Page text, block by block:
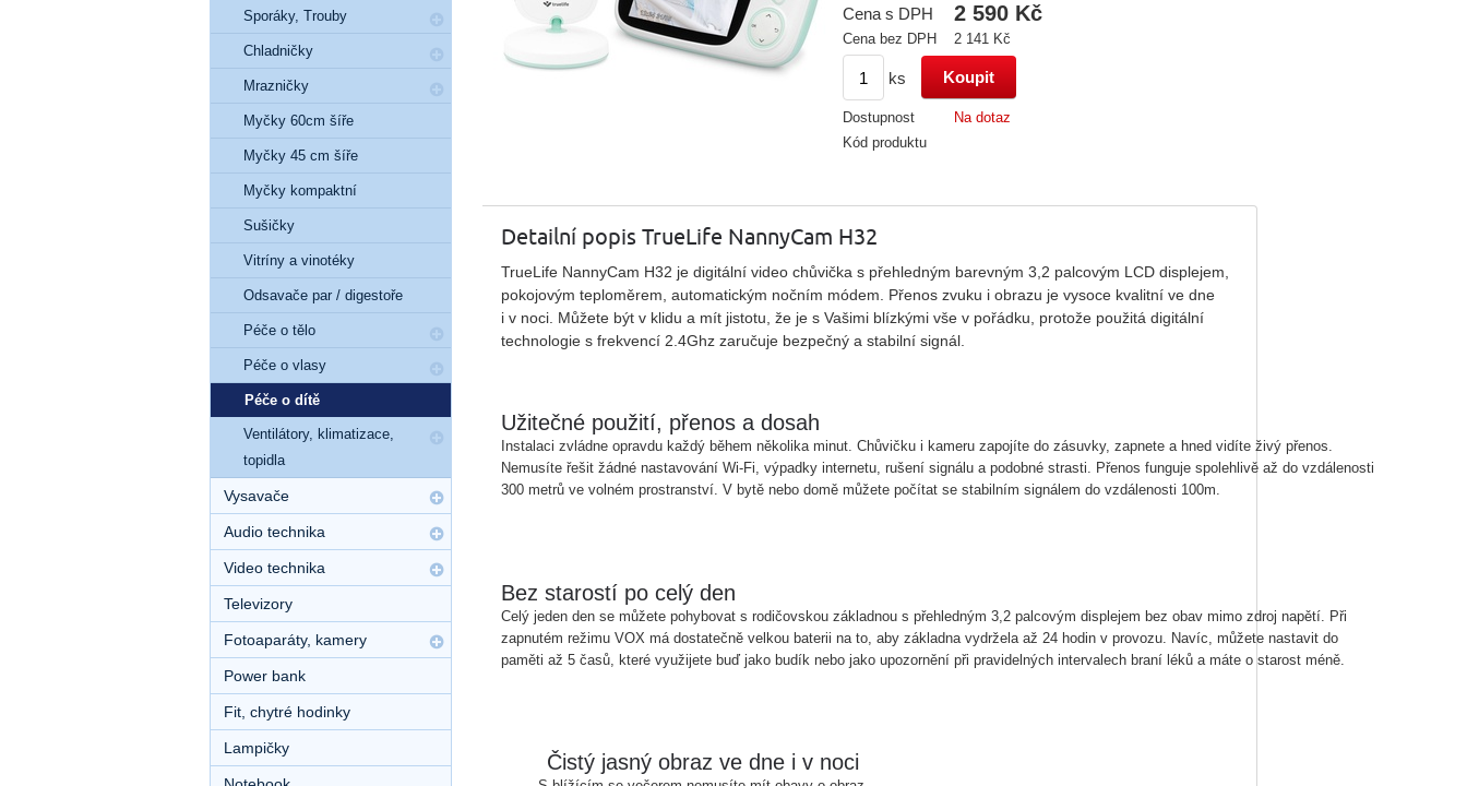
Cena s DPH 2 590 Kč
Cena bez DPH 2 141 Kč
ks
Dostupnost
Na dotaz
Kód produktu
Detailní popis TrueLife NannyCam H32
TrueLife NannyCam H32 je digitální video chůvička s přehledným barevným 3,2 palcovým LCD displejem,
pokojovým teploměrem, automatickým nočním módem. Přenos zvuku i obrazu je vysoce kvalitní ve dne
i v noci. Můžete být v klidu a mít jistotu, že je s Vašimi blízkými vše v pořádku, protože použitá digitální
technologie s frekvencí 2.4Ghz zaručuje bezpečný a stabilní signál.
Užitečné použití, přenos a dosah
Instalaci zvládne opravdu každý během několika minut. Chůvičku i kameru zapojíte do zásuvky, zapnete a hned vidíte živý přenos.
Nemusíte řešit žádné nastavování Wi-Fi, výpadky internetu, rušení signálu a podobné strasti. Přenos funguje spolehlivě až do vzdálenosti
300 metrů ve volném prostranství. V bytě nebo domě můžete počítat se stabilním signálem do vzdálenosti 100m.
Bez starostí po celý den
Celý jeden den se můžete pohybovat s rodičovskou základnou s přehledným 3,2 palcovým displejem bez obav mimo zdroj napětí. Při
zapnutém režimu VOX má dostatečně velkou baterii na to, aby základna vydržela až 24 hodin v provozu. Navíc, můžete nastavit do
paměti až 5 časů, které využijete buď jako budík nebo jako upozornění při pravidelných intervalech braní léků a máte o starost méně.
Čistý jasný obraz ve dne i v noci
Sporáky, Trouby
Chladničky
Mrazničky
Myčky 60cm šíře
Myčky 45 cm šíře
Myčky kompaktní
Sušičky
Vitríny a vinotéky
Odsavače par / digestoře
Péče o tělo
Péče o vlasy
Péče o dítě
Ventilátory, klimatizace,
topidla
Vysavače
Audio technika
Video technika
Televizory
Fotoaparáty, kamery
Power bank
Fit, chytré hodinky
Lampičky